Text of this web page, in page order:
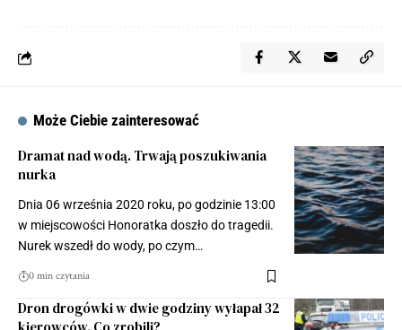
Może Ciebie zainteresować
Dramat nad wodą. Trwają poszukiwania
nurka
Dnia 06 września 2020 roku, po godzinie 13:00
w miejscowości Honoratka doszło do tragedii.
Nurek wszedł do wody, po czym…
0 min czytania
Dron drogówki w dwie godziny wyłapał 32